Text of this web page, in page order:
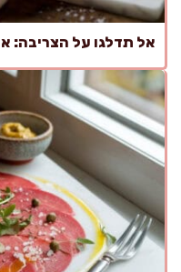
אל תדלגו על הצריבה: